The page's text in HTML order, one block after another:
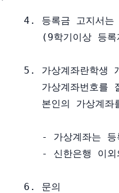
4. 등록금 고지서는
(9학기이상 등록
5. 가상계좌란학생
가상계좌번호를
본인의 가상계좌
- 가상계좌는
- 신한은행 이외
6. 문의